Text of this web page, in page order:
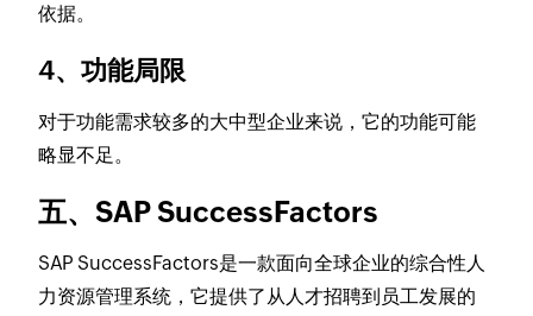
依据。
4、功能局限
对于功能需求较多的大中型企业来说，它的功能可能
略显不足。
五、SAP SuccessFactors
SAP SuccessFactors是一款面向全球企业的综合性人
力资源管理系统，它提供了从人才招聘到员工发展的